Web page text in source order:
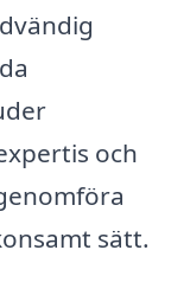
och
sätt.